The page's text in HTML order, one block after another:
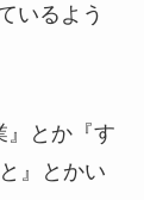
いるよう
』とか『す
』とかい